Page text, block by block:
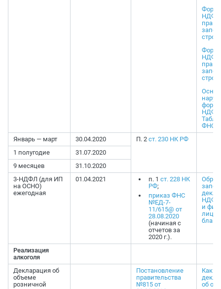
ФНС
Январь — март
30.04.2020 П. 2 ст. 230 НК РФ
1 полугодие
31.07.2020
9 месяцев
31.10.2020
3-НДФЛ (для ИП
на ОСНО)
ежегодная
01.04.2021 п. 1 ст. 228 НК
РФ;
приказ ФНС
№ЕД-7-
11/615@ от
28.08.2020
(начиная с
отчетов за
2020 г.).
НДФЛ
и
лиц:
бланк
Реализация
алкоголя
Декларация об
объеме
розничной
Постановление
правительства
№815 от
Как
об